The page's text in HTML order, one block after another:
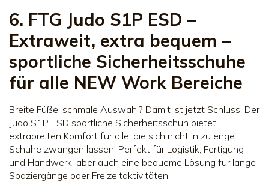
6. FTG Judo S1P ESD –
Extraweit, extra bequem –
sportliche Sicherheitsschuhe
für alle NEW Work Bereiche
Breite Füße, schmale Auswahl? Damit ist jetzt Schluss! Der
Judo S1P ESD sportliche Sicherheitsschuh bietet
extrabreiten Komfort für alle, die sich nicht in zu enge
Schuhe zwängen lassen. Perfekt für Logistik, Fertigung
und Handwerk, aber auch eine bequeme Lösung für lange
Spaziergänge oder Freizeitaktivitäten.